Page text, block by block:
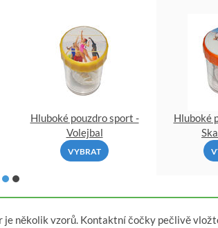
Hluboké pouzdro sport -
Volejbal
VYBRAT
Hluboké
je několik vzorů. Kontaktní čočky pečlivě